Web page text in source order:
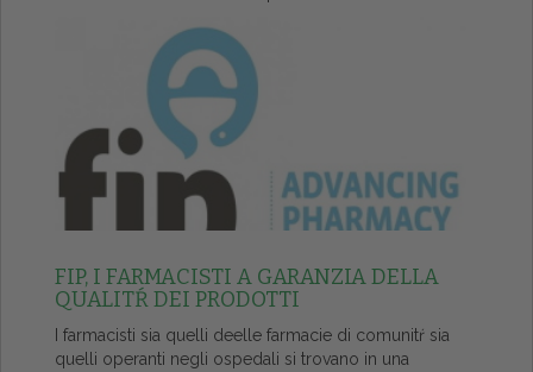
FIP, I FARMACISTI A GARANZIA DELLA
QUALITŔ DEI PRODOTTI
I farmacisti sia quelli deelle farmacie di comunitŕ sia
quelli operanti negli ospedali si trovano in una